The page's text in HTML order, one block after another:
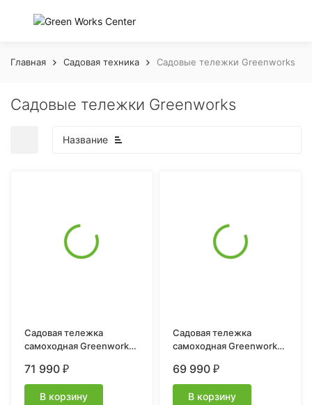
Главная Садовая техника Садовые тележки Greenworks
Садовые тележки Greenworks
Название
покупателей
Садовая тележка
самоходная Greenworks
106 л, с 1хАКБ 4 Ач и ЗУ
71 990 ₽
В корзину
Садовая тележка
самоходная Greenworks
без АКБ и ЗУ
69 990 ₽
В корзину